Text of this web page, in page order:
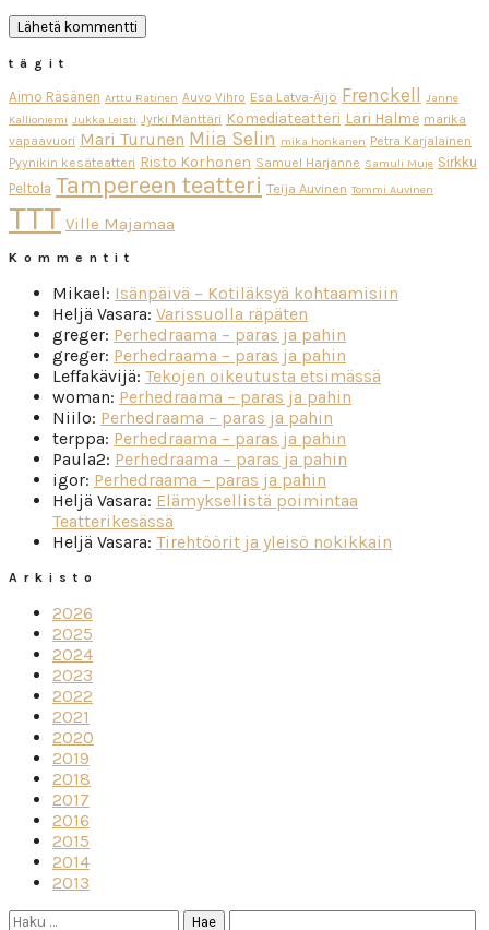
tägit
Aimo Räsänen Arttu Ratinen Auvo Vihro Esa Latva-Äijö Frenckell
Janne
Kallioniemi Jukka Leisti Jyrki Mänttäri Komediateatteri Lari Halme marika
vapaavuori Mari Turunen Miia Selin mika honkanen Petra Karjalainen
Pyynikin kesäteatteri Risto Korhonen Samuel Harjanne Samuli Muje Sirkku
Peltola Tampereen teatteri Teija Auvinen Tommi Auvinen
TTT Ville Majamaa
Kommentit
Mikael: Isänpäivä – Kotiläksyä kohtaamisiin
Heljä Vasara: Varissuolla räpäten
greger: Perhedraama – paras ja pahin
greger: Perhedraama – paras ja pahin
Leffakävijä: Tekojen oikeutusta etsimässä
woman: Perhedraama – paras ja pahin
Niilo: Perhedraama – paras ja pahin
terppa: Perhedraama – paras ja pahin
Paula2: Perhedraama – paras ja pahin
igor: Perhedraama – paras ja pahin
Heljä Vasara: Elämyksellistä poimintaa
Teatterikesässä
Heljä Vasara: Tirehtöörit ja yleisö nokikkain
Arkisto
2026
2025
2024
2023
2022
2021
2020
2019
2018
2017
2016
2015
2014
2013
Haku: